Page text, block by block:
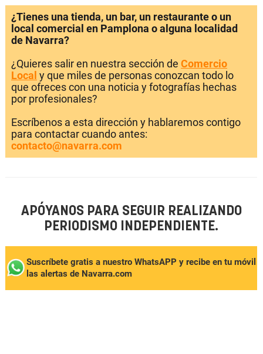
¿Tienes una tienda, un bar, un restaurante o un
local comercial en Pamplona o alguna localidad
de Navarra?
¿Quieres salir en nuestra sección de Comercio
Local y que miles de personas conozcan todo lo
que ofreces con una noticia y fotografías hechas
por profesionales?
Escríbenos a esta dirección y hablaremos contigo
para contactar cuando antes:
contacto@navarra.com
APÓYANOS PARA SEGUIR REALIZANDO
PERIODISMO INDEPENDIENTE.
Suscríbete gratis a nuestro WhatsAPP y recibe en tu móvil
las alertas de Navarra.com